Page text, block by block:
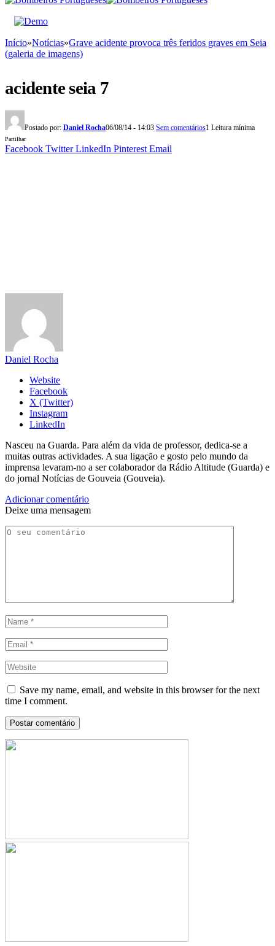
Início»Notícias»Grave acidente provoca três feridos graves em Seia
(galeria de imagens)
acidente seia 7
Postado por: Daniel Rocha06/08/14 - 14:03 Sem comentários1 Leitura mínima
Partilhar
Facebook Twitter LinkedIn Pinterest Email
Daniel Rocha
Website
Facebook
X (Twitter)
Instagram
LinkedIn
Nasceu na Guarda. Para além da vida de professor, dedica-se a
muitas outras actividades. A sua ligação e gosto pelo mundo da
imprensa levaram-no a ser colaborador da Rádio Altitude (Guarda) e
do jornal Notícias de Gouveia (Gouveia).
Adicionar comentário
Deixe uma mensagem
Save my name, email, and website in this browser for the next
time I comment.